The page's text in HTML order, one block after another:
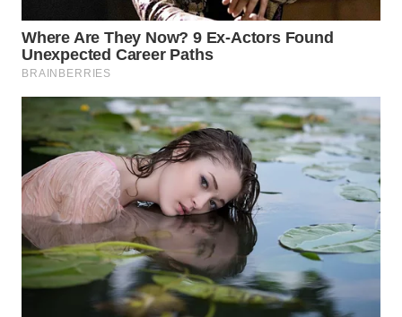
WN
LIKUPANG
WN
LABUANBAJO
WN
BORNEO
Wahana
Media
Group